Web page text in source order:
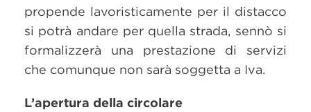
propende lavoristicamente per il distacco
si potrà andare per quella strada, sennò si
formalizzerà una prestazione di servizi
che comunque non sarà soggetta a Iva.
L’apertura della circolare